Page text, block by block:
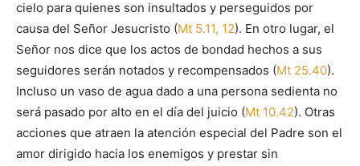
cielo para quienes son insultados y perseguidos por
causa del Señor Jesucristo (Mt 5.11, 12). En otro lugar, el
Señor nos dice que los actos de bondad hechos a sus
seguidores serán notados y recompensados (Mt 25.40).
Incluso un vaso de agua dado a una persona sedienta no
será pasado por alto en el día del juicio (Mt 10.42). Otras
acciones que atraen la atención especial del Padre son el
amor dirigido hacia los enemigos y prestar sin